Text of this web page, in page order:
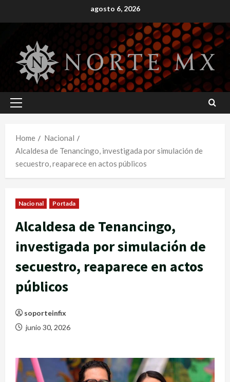
to
agosto 6, 2026
Primary
Home
Nacional
Alcaldesa de Tenancingo, investigada por simulación de
secuestro, reaparece en actos públicos
Nacional Portada
Alcaldesa de Tenancingo,
investigada por simulación de
secuestro, reaparece en actos
públicos
soporteinfix
junio 30, 2026